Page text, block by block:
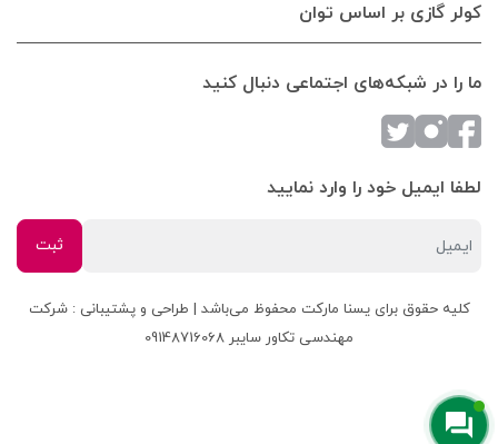
کولر گازی بر اساس توان
ما را در شبکه‌های اجتماعی دنبال کنید
لطفا ایمیل خود را وارد نمایید
کلیه حقوق برای یسنا مارکت محفوظ می‌باشد | طراحی و پشتیبانی : شرکت
مهندسی تکاور سایبر 09148716068